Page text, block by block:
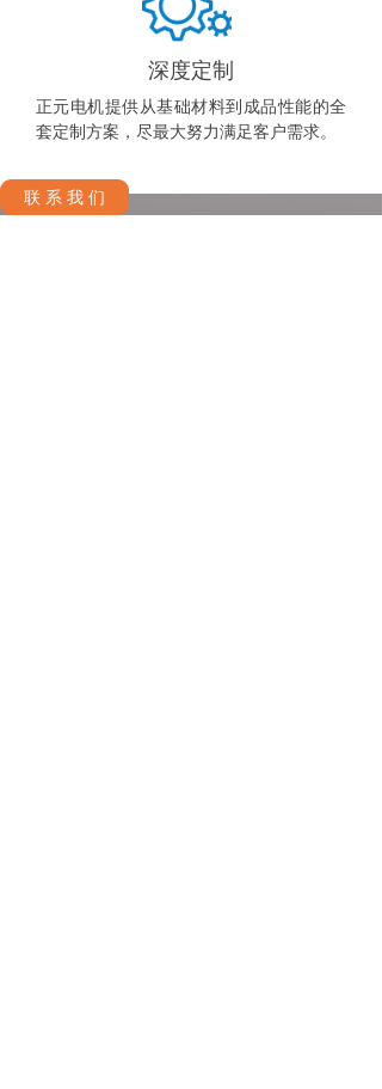
联 系 我 们
深度定制
正元电机提供从基础材料到成品性能的全
套定制方案，尽最大努力满足客户需求。